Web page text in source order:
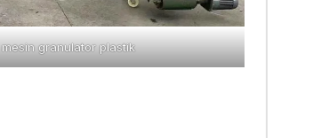
mesin granulator plastik